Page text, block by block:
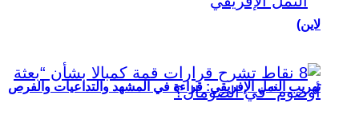
تهريب النمل الإفريقي: قراءة في المشهد والتداعيات والفرص
لاين)